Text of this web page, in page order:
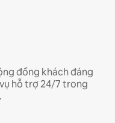
đồng khách đáng
hỗ trợ 24/7 trong